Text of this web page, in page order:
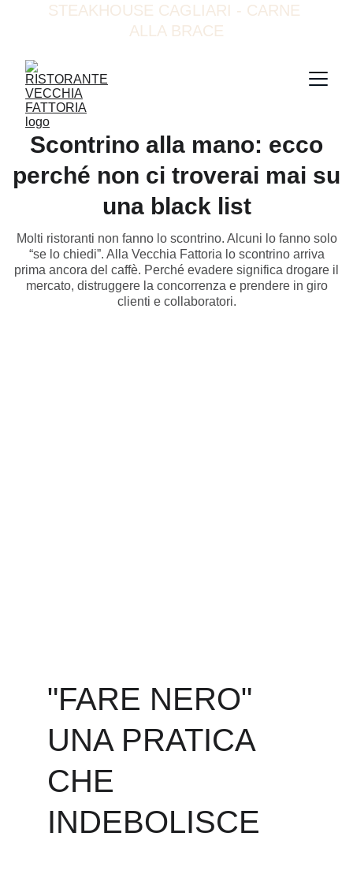
STEAKHOUSE CAGLIARI - CARNE
ALLA BRACE
Scontrino alla mano: ecco
perché non ci troverai mai su
una black list
Molti ristoranti non fanno lo scontrino. Alcuni lo fanno solo
“se lo chiedi”. Alla Vecchia Fattoria lo scontrino arriva
prima ancora del caffè. Perché evadere significa drogare il
mercato, distruggere la concorrenza e prendere in giro
clienti e collaboratori.
"FARE NERO"
UNA PRATICA
CHE
INDEBOLISCE